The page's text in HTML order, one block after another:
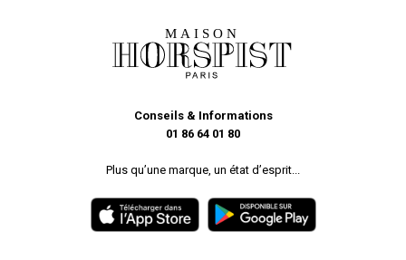
Conseils & Informations
01 86 64 01 80
Plus qu’une marque, un état d’esprit...